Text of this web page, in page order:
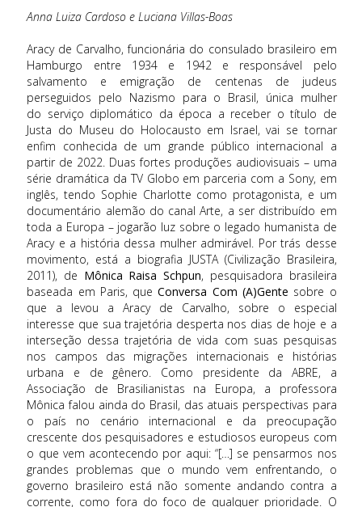
Anna Luiza Cardoso e Luciana Villas-Boas
Aracy de Carvalho, funcionária do consulado brasileiro em
Hamburgo entre 1934 e 1942 e responsável pelo
salvamento e emigração de centenas de judeus
perseguidos pelo Nazismo para o Brasil, única mulher
do serviço diplomático da época a receber o título de
Justa do Museu do Holocausto em Israel, vai se tornar
enfim conhecida de um grande público internacional a
partir de 2022. Duas fortes produções audiovisuais – uma
série dramática da TV Globo em parceria com a Sony, em
inglês, tendo Sophie Charlotte como protagonista, e um
documentário alemão do canal Arte, a ser distribuído em
toda a Europa – jogarão luz sobre o legado humanista de
Aracy e a história dessa mulher admirável. Por trás desse
movimento, está a biografia JUSTA (Civilização Brasileira,
2011), de Mônica Raisa Schpun, pesquisadora brasileira
baseada em Paris, queConversa Com (A)Gente sobre o
que a levou a Aracy de Carvalho, sobre o especial
interesse que sua trajetória desperta nos dias de hoje e a
interseção dessa trajetória de vida com suas pesquisas
nos campos das migrações internacionais e histórias
urbana e de gênero. Como presidente da ABRE, a
Associação de Brasilianistas na Europa, a professora
Mônica falou ainda do Brasil, das atuais perspectivas para
o país no cenário internacional e da preocupação
crescente dos pesquisadores e estudiosos europeus com
o que vem acontecendo por aqui: “[…] se pensarmos nos
grandes problemas que o mundo vem enfrentando, o
governo brasileiro está não somente andando contra a
corrente, como fora do foco de qualquer prioridade. O